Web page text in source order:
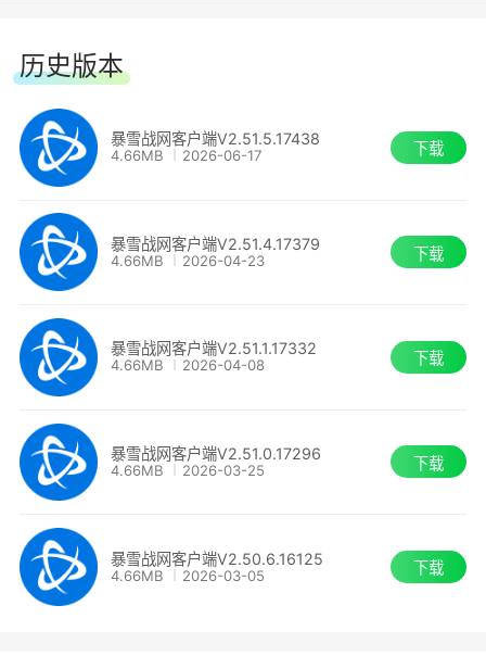
软件特色
1、一站式畅享暴雪游戏
只要你登录全新的战网客户端，即可畅玩所有暴雪
码，30天内无需再手动登录。
2、常玩常新
自动排队下载暴雪所有游戏的补丁及其它小型更新
程序，战网会在你游戏时自动同步储存你的游戏进
度，所以即便是你使用不同的计算机，也能继续你
上一次离线时所获得的游戏进度。
历史版本
暴雪战网客户端V2.51.5.17438
4.66MB 2026-06-17 下载
暴雪战网客户端V2.51.4.17379
4.66MB 2026-04-23 下载
暴雪战网客户端V2.51.1.17332
4.66MB 2026-04-08 下载
暴雪战网客户端V2.51.0.17296
4.66MB 2026-03-25 下载
暴雪战网客户端V2.50.6.16125
4.66MB 2026-03-05 下载